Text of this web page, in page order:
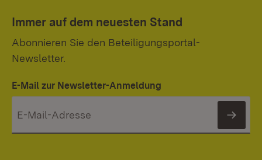
Immer auf dem neuesten Stand
Abonnieren Sie den Beteiligungsportal-
Newsletter.
E-Mail zur Newsletter-Anmeldung